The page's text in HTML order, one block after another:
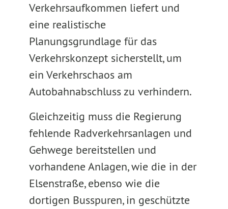
Verkehrsaufkommen liefert und
eine realistische
Planungsgrundlage für das
Verkehrskonzept sicherstellt, um
ein Verkehrschaos am
Autobahnabschluss zu verhindern.
Gleichzeitig muss die Regierung
fehlende Radverkehrsanlagen und
Gehwege bereitstellen und
vorhandene Anlagen, wie die in der
Elsenstraße, ebenso wie die
dortigen Busspuren, in geschützte